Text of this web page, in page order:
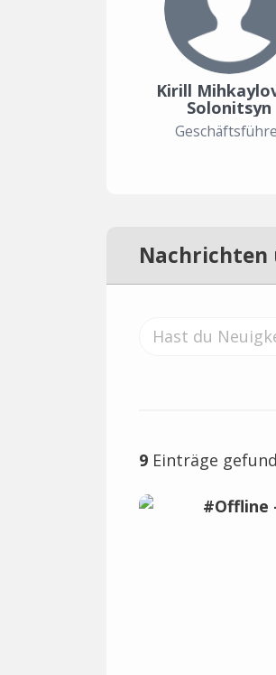
Kirill
Solonitsyn
Nachrichten
9 Einträge